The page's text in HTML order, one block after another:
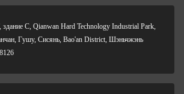
здание C, Qianwan Hard Technology Industrial Park,
Гушу, Сисянь, Bao'an District, Шэньчжэнь